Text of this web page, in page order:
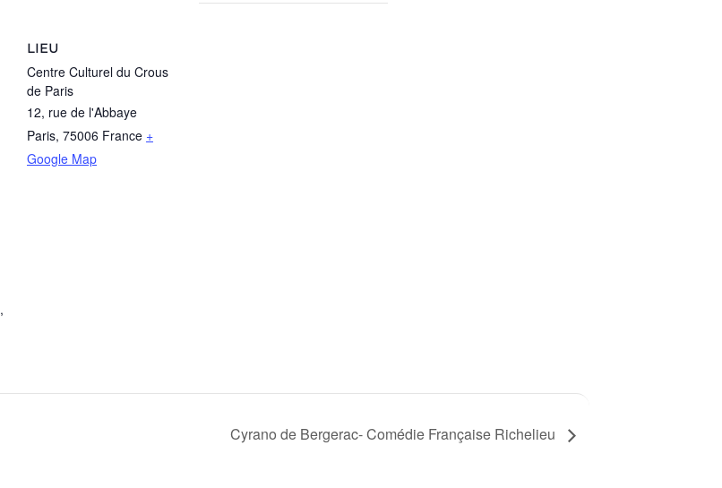
,
LIEU
Centre Culturel du Crous
de Paris
12, rue de l'Abbaye
Paris, 75006 France +
Google Map
Cyrano de Bergerac- Comédie Française Richelieu